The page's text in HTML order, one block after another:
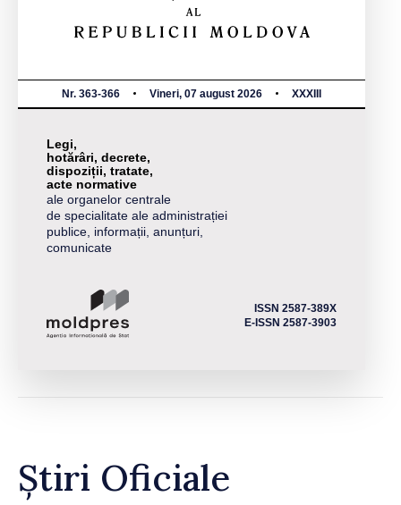
Nr. 363-366 Vineri, 07 august 2026 XXXIII
Legi,
hotărâri, decrete,
dispoziții, tratate,
acte normative
ale organelor centrale
de specialitate ale administrației
publice, informații, anunțuri,
comunicate
ISSN 2587-389X
E-ISSN 2587-3903
Știri Oficiale